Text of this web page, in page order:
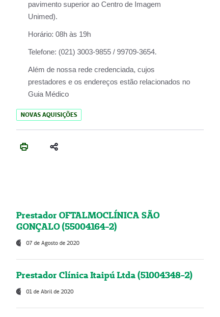
pavimento superior ao Centro de Imagem
Unimed).
Horário: 08h às 19h
Telefone: (021) 3003-9855 / 99709-3654.
Além de nossa rede credenciada, cujos
prestadores e os endereços estão relacionados no
Guia Médico
NOVAS AQUISIÇÕES
Prestador OFTALMOCLÍNICA SÃO
GONÇALO (55004164-2)
07 de Agosto de 2020
Prestador Clínica Itaipú Ltda (51004348-2)
01 de Abril de 2020